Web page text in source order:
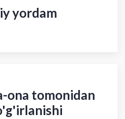
yordam
ona tomonidan